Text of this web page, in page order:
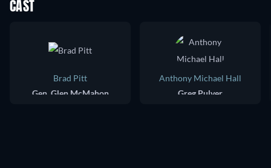
CAST
Brad Pitt
Gen. Glen McMahon
Anthony Michael Hall
Greg Pulver